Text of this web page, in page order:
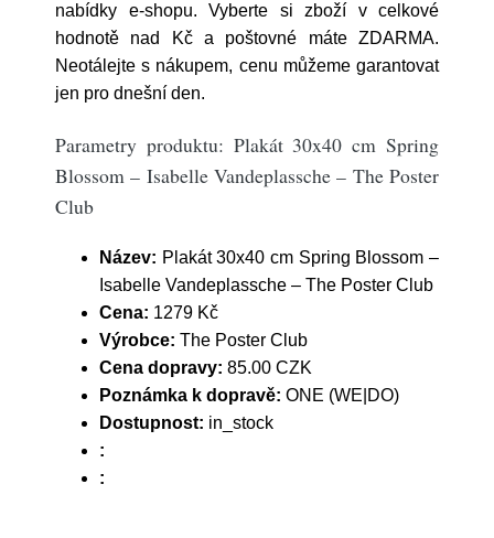
nabídky e-shopu. Vyberte si zboží v celkové
hodnotě nad Kč a poštovné máte ZDARMA.
Neotálejte s nákupem, cenu můžeme garantovat
jen pro dnešní den.
Parametry produktu: Plakát 30x40 cm Spring
Blossom – Isabelle Vandeplassche – The Poster
Club
Název: Plakát 30x40 cm Spring Blossom –
Isabelle Vandeplassche – The Poster Club
Cena: 1279 Kč
Výrobce: The Poster Club
Cena dopravy: 85.00 CZK
Poznámka k dopravě: ONE (WE|DO)
Dostupnost: in_stock
:
: